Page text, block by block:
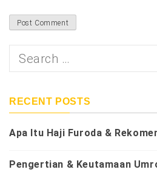
Search
RECENT POSTS
Apa Itu Haji Furoda &
Pengertian & Keutamaan